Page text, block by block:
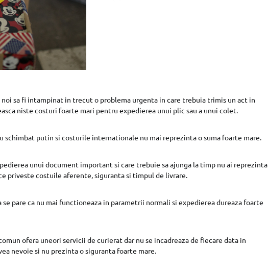
sa fi intampinat in trecut o problema urgenta in care trebuia trimis un act in
niste costuri foarte mari pentru expedierea unui plic sau a unui colet.
schimbat putin si costurile internationale nu mai reprezinta o suma foarte mare.
unui document important si care trebuie sa ajunga la timp nu ai reprezinta
priveste costuile aferente, siguranta si timpul de livrare.
se pare ca nu mai functioneaza in parametrii normali si expedierea dureaza foarte
ofera uneori servicii de curierat dar nu se incadreaza de fiecare data in
nevoie si nu prezinta o siguranta foarte mare.